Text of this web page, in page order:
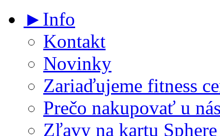
►Info
Kontakt
Novinky
Zariaďujeme fitness
Prečo nakupovať u
Zľavy na kartu Sphere